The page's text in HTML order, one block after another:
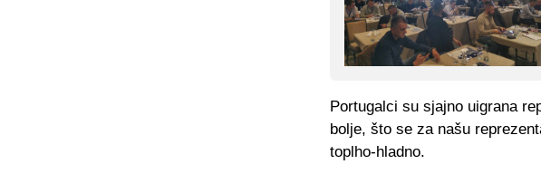
Portugalci su sjajno uigrana
bolje, što se za našu
toplho-hladno.